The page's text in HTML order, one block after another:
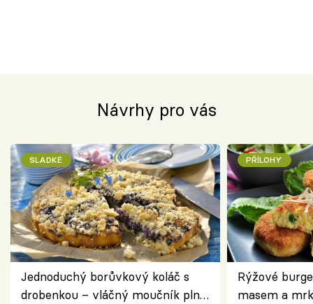
Návrhy pro vás
SLADKÉ
Jednoduchý borůvkový koláč s
drobenkou – vláčný moučník plný
PŘÍLOHY
Rýžové
masem a